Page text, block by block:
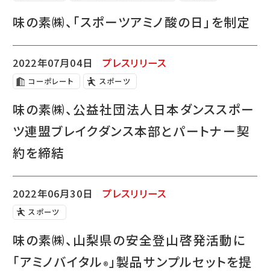
味の素㈱、「スポーツアミノ酸の日」を制定
2022年07月04日 プレスリリース
コーポレート スポーツ
味の素㈱、公益社団法人日本ダンススポー
ツ連盟ブレイクダンス本部とパートナー契
約を締結
2022年06月30日 プレスリリース
スポーツ
味の素㈱、山梨県の安全登山啓発活動に
「アミノバイタル® 」製品サンプルセットを提